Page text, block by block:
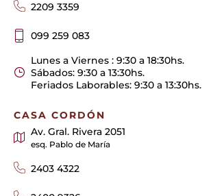
2209 3359
099 259 083
Lunes a Viernes : 9:30 a 18:30hs.
Sábados: 9:30 a 13:30hs.
Feriados Laborables: 9:30 a 13:30hs.
CASA CORDÓN
Av. Gral. Rivera 2051
esq. Pablo de María
2403 4322